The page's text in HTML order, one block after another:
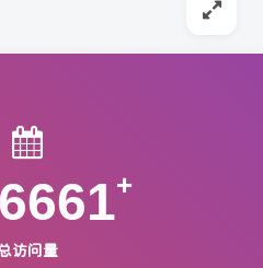
访问量